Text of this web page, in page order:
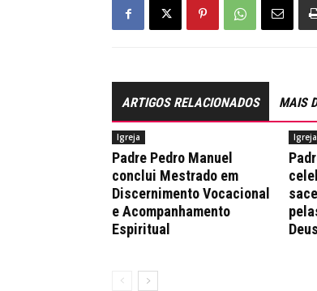
ARTIGOS RELACIONADOS MAIS
Igreja
Padre Pedro Manuel
conclui Mestrado em
Discernimento Vocacional
e Acompanhamento
Espiritual
Igreja